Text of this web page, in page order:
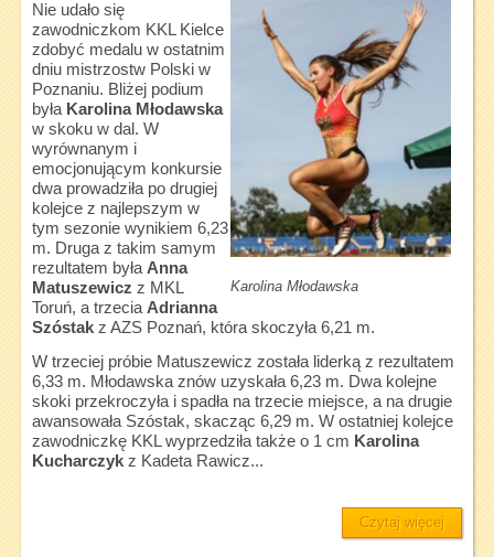
Karolina Młodawska
Nie udało się
zawodniczkom KKL Kielce
zdobyć medalu w ostatnim
dniu mistrzostw Polski w
Poznaniu. Bliżej podium
była Karolina Młodawska
w skoku w dal. W
wyrównanym i
emocjonującym konkursie
dwa prowadziła po drugiej
kolejce z najlepszym w
tym sezonie wynikiem 6,23
m. Druga z takim samym
rezultatem była Anna
Matuszewicz z MKL
Toruń, a trzecia Adrianna
Szóstakz AZS Poznań, która skoczyła 6,21 m.
W trzeciej próbie Matuszewicz została liderką z rezultatem
6,33 m. Młodawska znów uzyskała 6,23 m. Dwa kolejne
skoki przekroczyła i spadła na trzecie miejsce, a na drugie
awansowała Szóstak, skacząc 6,29 m. W ostatniej kolejce
zawodniczkę KKL wyprzedziła także o 1 cm Karolina
Kucharczykz Kadeta Rawicz...
Czytaj więcej